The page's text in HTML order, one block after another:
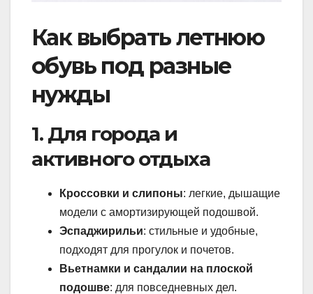
Как выбрать летнюю
обувь под разные
нужды
1. Для города и
активного отдыха
Кроссовки и слипоны: легкие, дышащие
модели с амортизирующей подошвой.
Эспаджирильи: стильные и удобные,
подходят для прогулок и почетов.
Вьетнамки и сандалии на плоской
подошве: для повседневных дел.